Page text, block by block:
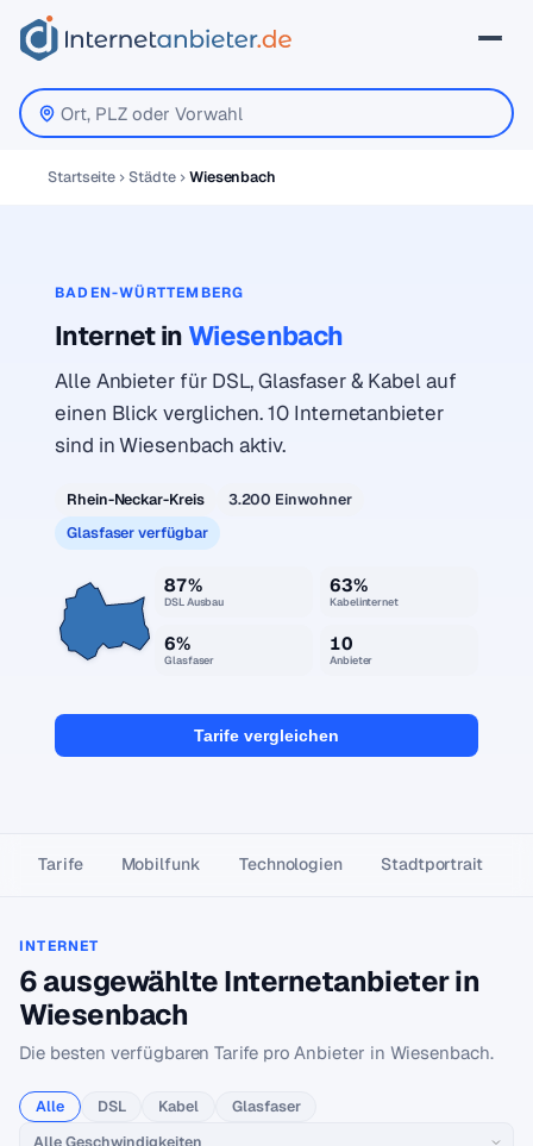
Startseite Städte Wiesenbach
BADEN-WÜRTTEMBERG
Internet in Wiesenbach
Alle Anbieter für DSL, Glasfaser & Kabel auf
einen Blick verglichen. 10 Internetanbieter
sind in Wiesenbach aktiv.
Rhein-Neckar-Kreis
3.200 Einwohner
Glasfaser verfügbar
87%
DSL Ausbau
63%
Kabelinternet
6%
Glasfaser
10
Anbieter
Tarife vergleichen
Tarife Mobilfunk Technologien Stadtportrait
INTERNET
6 ausgewählte Internetanbieter in
Wiesenbach
Die besten verfügbaren Tarife pro Anbieter in Wiesenbach.
Alle DSL Kabel Glasfaser